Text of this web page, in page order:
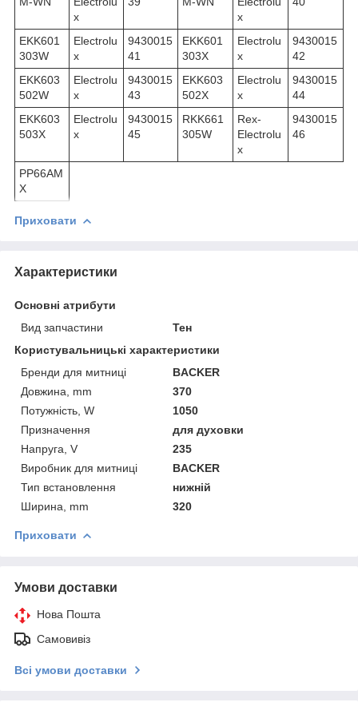
x
x
EKK601
303W
Electrolu
x
9430015
41
EKK601
303X
Electrolu
x
9430015
42
EKK603
502W
Electrolu
x
9430015
43
EKK603
502X
Electrolu
x
9430015
44
EKK603
503X
Electrolu
x
9430015
45
RKK661
305W
Rex-
Electrolu
x
9430015
46
PP66AM
X
Приховати
Характеристики
Основні атрибути
Вид запчастини
Тен
Користувальницькі характеристики
Бренди для митниці
BACKER
Довжина, mm
370
Потужність, W
1050
Призначення
для духовки
Напруга, V
235
Виробник для митниці
BACKER
Тип встановлення
нижній
Ширина, mm
320
Приховати
Умови доставки
Нова Пошта
Самовивіз
Всі умови доставки